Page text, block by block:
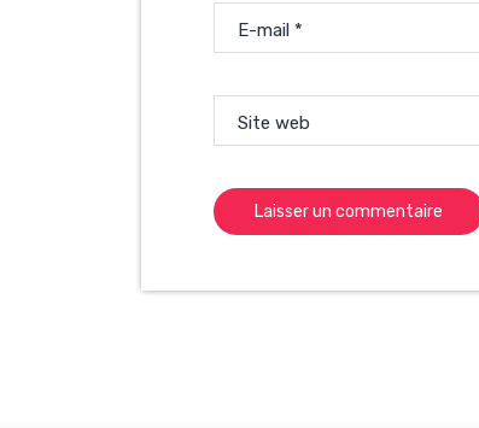
E-mail *
Site web